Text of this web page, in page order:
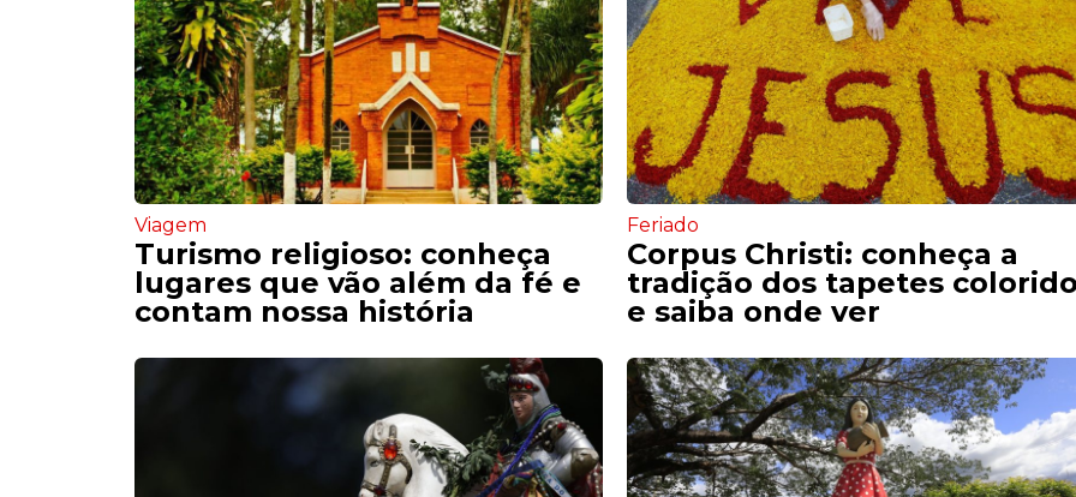
Viagem
Turismo religioso: conheça
lugares que vão além da fé e
contam nossa história
Feriado
Corpus Christi: conheça a
tradição dos tapetes
e saiba onde ver